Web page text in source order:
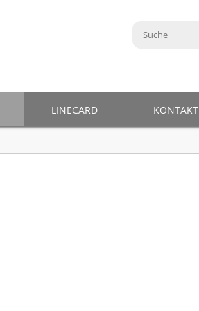
LINECARD KONTAKT